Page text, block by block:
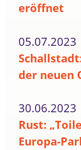
eröffnet
05.07.2023
der
30.06.2023
Rust:
Europa-